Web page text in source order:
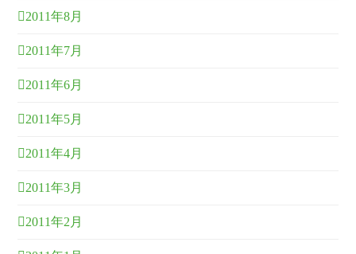
2011年8月
2011年7月
2011年6月
2011年5月
2011年4月
2011年3月
2011年2月